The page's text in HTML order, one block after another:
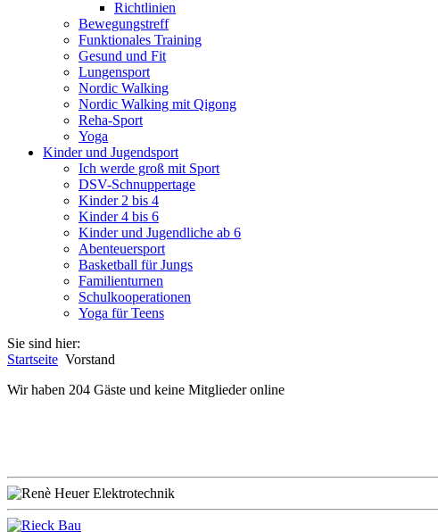
Richtlinien
Bewegungstreff
Funktionales Training
Gesund und Fit
Lungensport
Nordic Walking
Nordic Walking mit Qigong
Reha-Sport
Yoga
Kinder und Jugendsport
Ich werde groß mit Sport
DSV-Schnuppertage
Kinder 2 bis 4
Kinder 4 bis 6
Kinder und Jugendliche ab 6
Abenteuersport
Basketball für Jungs
Familienturnen
Schulkooperationen
Yoga für Teens
Sie sind hier:
Startseite Vorstand
Wir haben 204 Gäste und keine Mitglieder online